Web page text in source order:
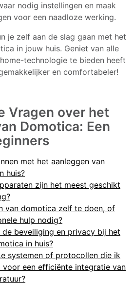
nodig instellingen en maak
voor een naadloze werking.
je zelf aan de slag gaan met het
in jouw huis. Geniet van alle
technologie te bieden heeft
en comfortabeler!
Vragen over het
Domotica: Een
met het aanleggen van
huis?
zijn het meest geschikt
van domotica zelf te doen, of
hulp nodig?
beveiliging en privacy bij het
in huis?
systemen of protocollen die ik
voor een efficiënte integratie van